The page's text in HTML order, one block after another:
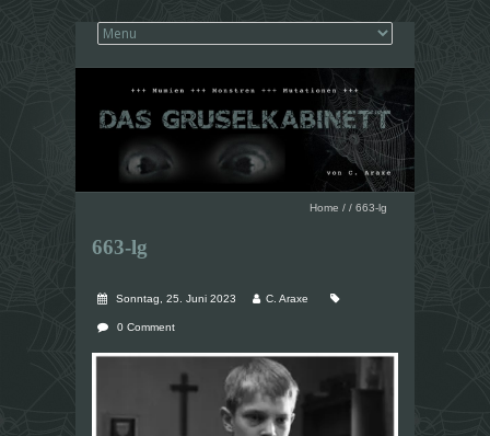
Home / / 663-lg
663-lg
Sonntag, 25. Juni 2023 C. Araxe
0 Comment